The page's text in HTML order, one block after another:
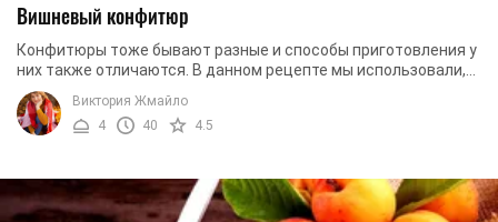
Вишневый конфитюр
Конфитюры тоже бывают разные и способы приготовления у
них также отличаются. В данном рецепте мы использовали,
помимо вишен и сахара, крахмал. ...
Виктория Жмайло
4
40 4.5